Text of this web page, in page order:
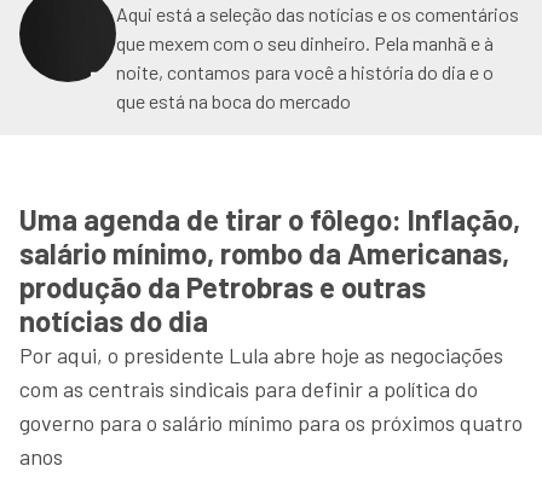
Aqui está a seleção das notícias e os comentários
que mexem com o seu dinheiro. Pela manhã e à
noite, contamos para você a história do dia e o
que está na boca do mercado
Uma agenda de tirar o fôlego: Inflação,
salário mínimo, rombo da Americanas,
produção da Petrobras e outras
notícias do dia
Por aqui, o presidente Lula abre hoje as negociações
com as centrais sindicais para definir a política do
governo para o salário mínimo para os próximos quatro
anos